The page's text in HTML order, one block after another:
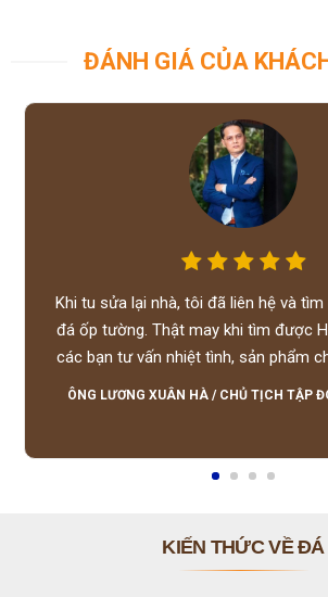
ĐÁNH GIÁ CỦA
Khi tu sửa lại nhà, tôi đã liên hệ và
đá ốp tường. Thật may khi tìm được
các bạn tư vấn nhiệt tình, sản phẩm
lượng tốt, giá hợp lý, hỗ trợ
ÔNG LƯƠNG XUÂN HÀ / CHỦ TỊCH TẬP
KIẾN THỨC VỀ ĐÁ